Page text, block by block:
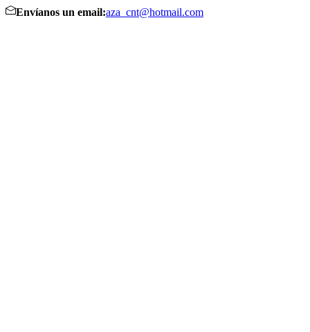
Envíanos un email:aza_cnt@hotmail.com